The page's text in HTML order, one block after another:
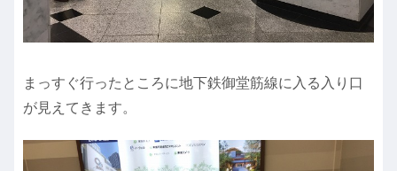
まっすぐ行ったところに地下鉄御堂筋線に入る入り口
が見えてきます。